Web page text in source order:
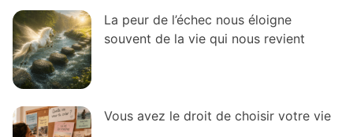
La peur de l’échec nous éloigne
souvent de la vie qui nous revient
Vous avez le droit de choisir votre vie